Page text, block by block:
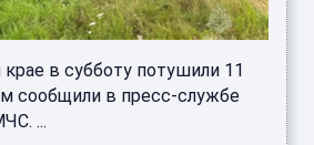
в субботу потушили 11
сообщили в пресс-службе
...